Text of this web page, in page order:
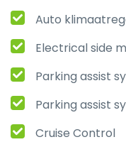
Auto
Electrical side
Parking assist
Parking assist
Cruise Control